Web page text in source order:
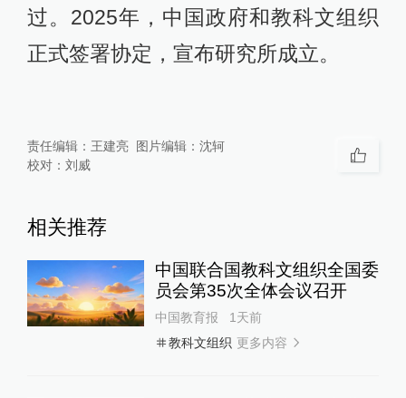
过。2025年，中国政府和教科文组织
正式签署协定，宣布研究所成立。
责任编辑： 王建亮 图片编辑： 沈轲
校对： 刘威
相关推荐
中国联合国教科文组织全国委
员会第35次全体会议召开
中国教育报
1天前
教科文组织 更多内容